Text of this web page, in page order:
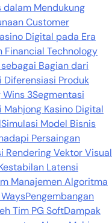
dalam Mendukung
Customer
Digital pada Era
Financial Technology
Bagian dari
Diferensiasi Produk
Wins 3Segmentasi
Kasino Digital
Simulasi Model Bisnis
Persaingan
Rendering Vektor Visual
Latensi
Manajemen Algoritma
Pengembangan
Tim PG SoftDampak